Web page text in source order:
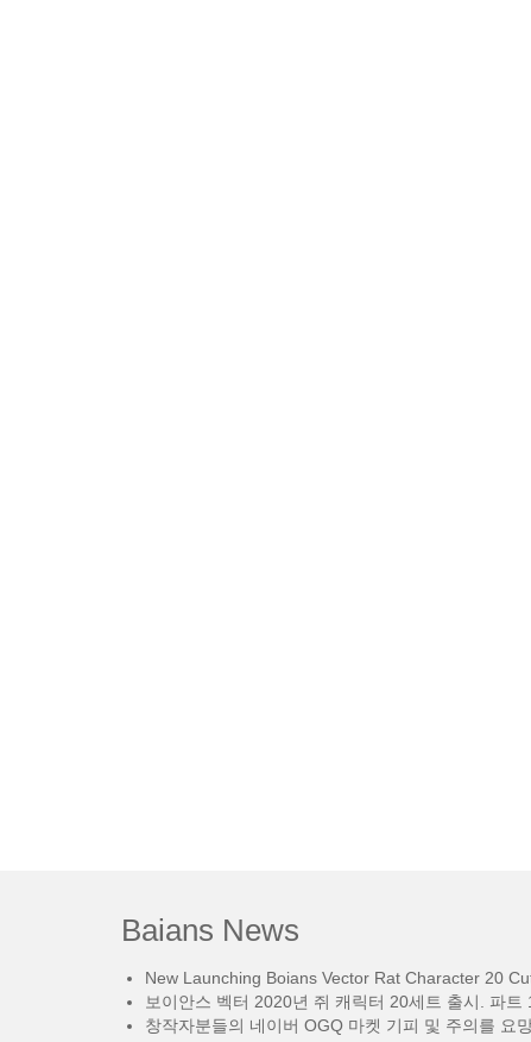
Baians News
New Launching Boians Vector Rat Character 20
보이안스 벡터 2020년 쥐 캐릭터 20세트 출시. 파트
창작자분들의 네이버 OGQ 마켓 기피 및 주의를 요